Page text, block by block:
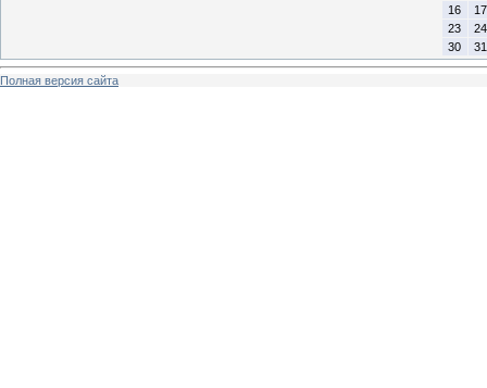
16
17
23
24
30
31
Полная версия сайта